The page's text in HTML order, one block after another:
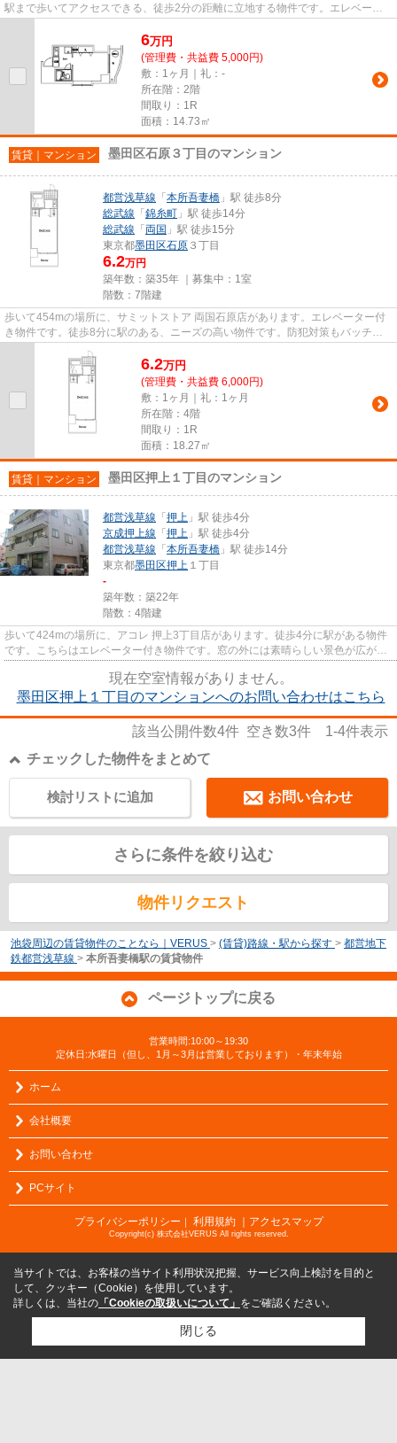
駅まで歩いてアクセスできる、徒歩2分の距離に立地する物件です。エレベータ
6万円
(管理費・共益費 5,000円)
敷：1ヶ月｜礼：-
所在階：2階
間取り：1R
面積：14.73㎡
賃貸｜マンション 墨田区石原３丁目のマンション
都営浅草線 「 本所吾妻橋 」駅 徒歩8分
総武線 「 錦糸町 」駅 徒歩14分
総武線 「 両国 」駅 徒歩15分
東京都墨田区石原 ３丁目
6.2万円
築年数：築35年 ｜募集中： 1室
階数：7階建
歩いて454mの場所に、サミットストア 両国石原店があります。エレベーター付
き物件です。徒歩8分に駅のある、ニーズの高い物件です。防犯対策もバッチリ
6.2万円
(管理費・共益費 6,000円)
敷：1ヶ月｜礼：1ヶ月
所在階：4階
間取り：1R
面積：18.27㎡
賃貸｜マンション 墨田区押上１丁目のマンション
都営浅草線 「 押上 」駅 徒歩4分
京成押上線 「 押上 」駅 徒歩4分
都営浅草線 「 本所吾妻橋 」駅 徒歩14分
東京都墨田区押上 １丁目
-
築年数：築22年
階数：4階建
歩いて424mの場所に、アコレ 押上3丁目店があります。徒歩4分に駅がある物件
です。こちらはエレベーター付き物件です。窓の外には素晴らしい景色が広がる
現在空室情報がありません。
墨田区押上１丁目のマンションへのお問い合わせはこちら
該当公開件数4件 空き数3件 1-4件表示
チェックした物件をまとめて
お問い合わせ
検討リストに追加
さらに条件を絞り込む
物件リクエスト
池袋周辺の賃貸物件のことなら｜VERUS > (賃貸)路線・駅から探す > 都営地下
鉄都営浅草線 > 本所吾妻橋駅の賃貸物件
ページトップに戻る
営業時間:10:00～19:30
定休日:水曜日（但し、1月～3月は営業しております）・年末年始
ホーム
会社概要
お問い合わせ
PCサイト
プライバシーポリシー ｜ 利用規約 ｜アクセスマップ
Copyright(c) 株式会社VERUS All rights reserved.
当サイトでは、お客様の当サイト利用状況把握、サービス向上検討を目的と
して、クッキー（Cookie）を使用しています。
詳しくは、当社の 「Cookieの取扱いについて」 をご確認ください。
閉じる